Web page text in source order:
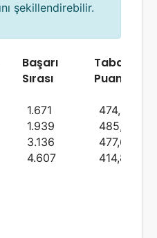
şekillendirebilir.
Başarı
Sırası
Taban
Puanı
1.671
1.939
3.136
4.607
474,99118
485,68443
477,68691
414,89277